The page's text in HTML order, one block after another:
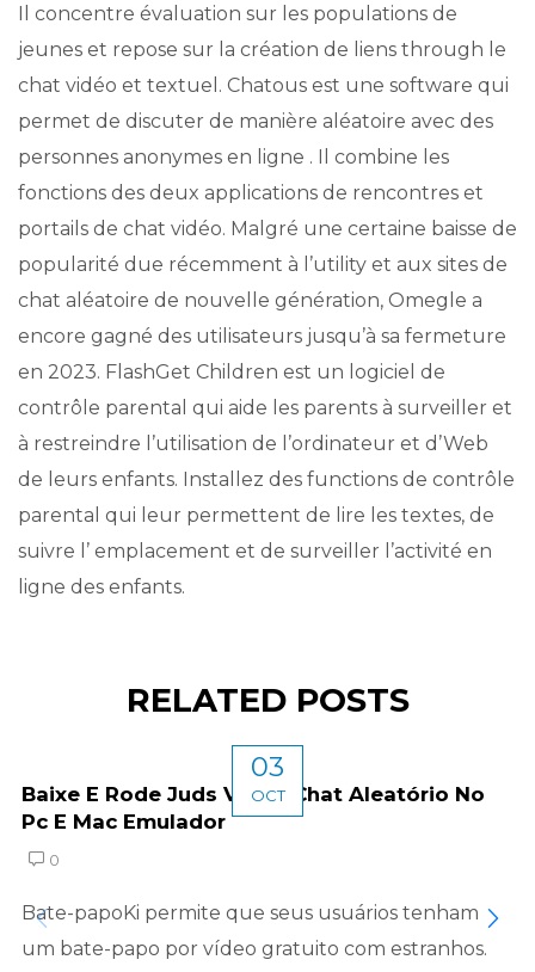
Il concentre évaluation sur les populations de
jeunes et repose sur la création de liens through le
chat vidéo et textuel. Chatous est une software qui
permet de discuter de manière aléatoire avec des
personnes anonymes en ligne . Il combine les
fonctions des deux applications de rencontres et
portails de chat vidéo. Malgré une certaine baisse de
popularité due récemment à l’utility et aux sites de
chat aléatoire de nouvelle génération, Omegle a
encore gagné des utilisateurs jusqu’à sa fermeture
en 2023. FlashGet Children est un logiciel de
contrôle parental qui aide les parents à surveiller et
à restreindre l’utilisation de l’ordinateur et d’Web
de leurs enfants. Installez des functions de contrôle
parental qui leur permettent de lire les textes, de
suivre l’ emplacement et de surveiller l’activité en
ligne des enfants.
RELATED POSTS
03
OCT
Baixe E Rode Juds Video Chat Aleatório No
Pc E Mac Emulador
0
Bate-papoKi permite que seus usuários tenham
um bate-papo por vídeo gratuito com estranhos.